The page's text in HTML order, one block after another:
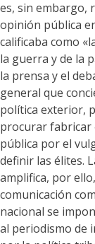
es, sin embargo,
opinión pública
calificaba como
la guerra y de la
la prensa y el
general que
política exterior,
procurar fabricar
pública por el
definir las élites.
amplifica, por
comunicación
nacional se
al periodismo de